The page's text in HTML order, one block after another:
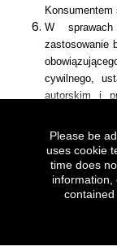
Konsumentem
W sprawach
zastosowanie
cywilnego,
autorskim i
Regulamin
Please be
uses cookie
time does
information,